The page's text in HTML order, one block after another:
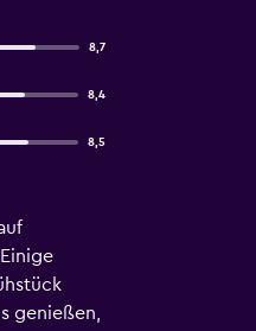
8,7
8,4
8,5
genießen,